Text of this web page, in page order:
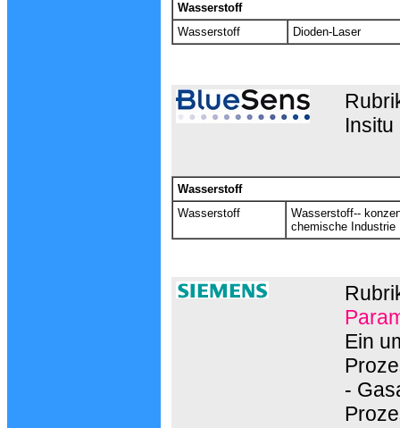
Wasserstoff
Wasserstoff
Dioden-Laser
Wasserstoff
Wasserstoff
Wasserstoff--
chemische Industrie
Ein
-